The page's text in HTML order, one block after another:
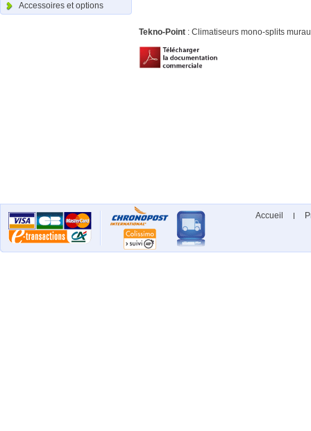
Accessoires et options
Tekno-Point : Climatiseurs mono-
Accueil